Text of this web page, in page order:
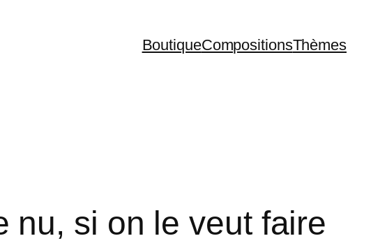
BoutiqueCompositionsThèmes
nu, si on le veut faire